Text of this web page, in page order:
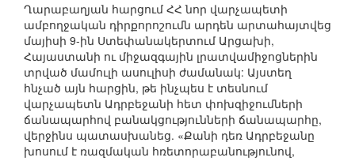
Ղարաբաղյան հարցում ՀՀ նոր վարչապետի
ամբողջական դիրքորոշումն արդեն արտահայտվեց
մայիսի 9-ին Ստեփանակերտում Արցախի,
Հայաստանի ու միջազգային լրատվամիջոցներին
տրված մամուլի ասուլիսի ժամանակ: Այստեղ
հնչած այն հարցին, թե ինչպես է տեսնում
վարչապետն Ադրբեջանի հետ փոխզիջումների
ճանապարհով բանակցությունների ճանապարհը,
վերջինս պատասխանեց. «Քանի դեռ Ադրբեջանը
խոսում է ռազմական հռետորաբանությունով,